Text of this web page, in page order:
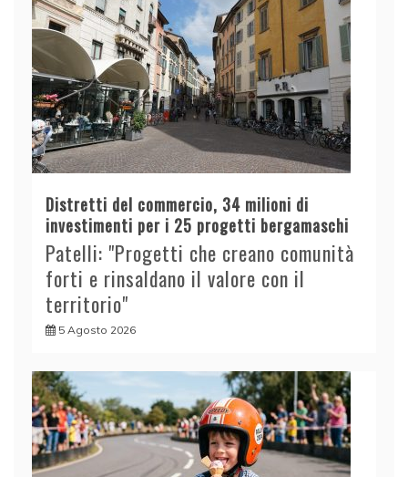
Distretti del commercio, 34 milioni di
investimenti per i 25 progetti bergamaschi
Patelli: "Progetti che creano comunità
forti e rinsaldano il valore con il
territorio"
5 Agosto 2026